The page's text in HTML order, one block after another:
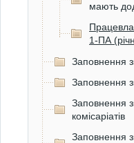
мають
1-ПА
Заповнення
Заповнення
Заповнення
комісаріатів
Заповнення